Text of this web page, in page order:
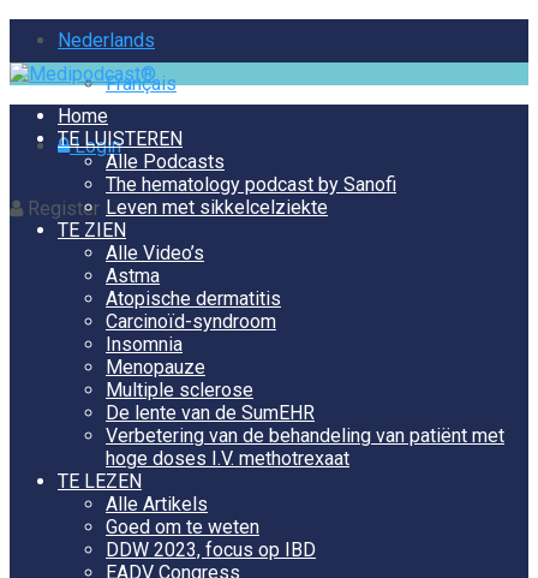
Nederlands
Français
Login
Register
Home
TE LUISTEREN
Alle Podcasts
The hematology podcast by Sanofi
Leven met sikkelcelziekte
TE ZIEN
Alle Video’s
Astma
Atopische dermatitis
Carcinoïd-syndroom
Insomnia
Menopauze
Multiple sclerose
De lente van de SumEHR
Verbetering van de behandeling van patiënt met
hoge doses I.V. methotrexaat
TE LEZEN
Alle Artikels
Goed om te weten
DDW 2023, focus op IBD
EADV Congress